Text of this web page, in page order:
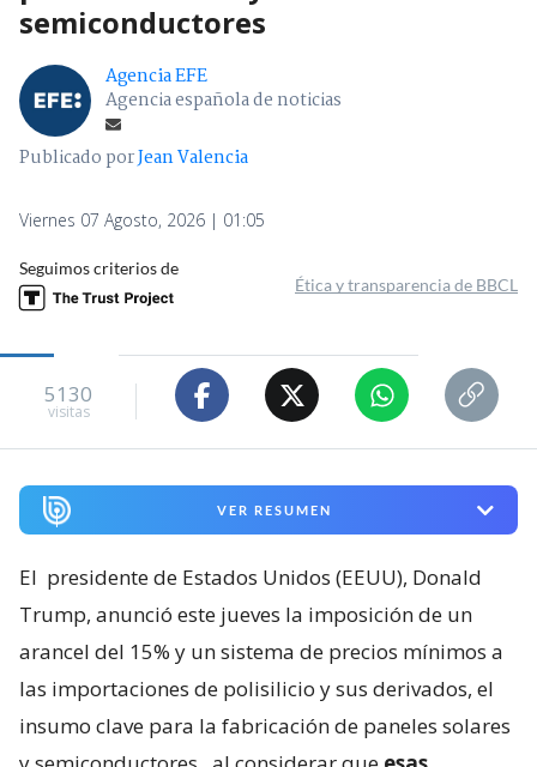
semiconductores
Agencia EFE
Agencia española de noticias
Publicado porJean Valencia
Viernes 07 Agosto, 2026 | 01:05
Seguimos criterios de
Ética y transparencia de BBCL
5130
visitas
VER RESUMEN
El presidente de Estados Unidos (EEUU), Donald
Trump, anunció este jueves la imposición de un
arancel del 15% y un sistema de precios mínimos a
las importaciones de polisilicio y sus derivados, el
insumo clave para la fabricación de paneles solares